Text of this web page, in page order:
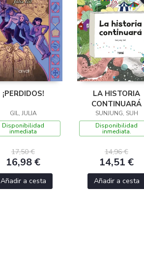
¡PERDIDOS!
GIL, JULIA
Disponibilidad
inmediata
17,50 €
16,98 €
Añadir a cesta
LA HISTORIA
CONTINUARÁ
SUNJUNG, SUH
Disponibilidad
inmediata.
14,96 €
14,51 €
Añadir a cesta